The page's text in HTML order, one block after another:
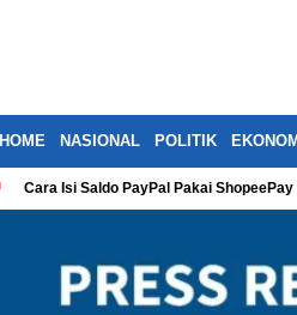
HOME NASIONAL POLITIK EKONOMI
Cara Isi Saldo PayPal Pakai